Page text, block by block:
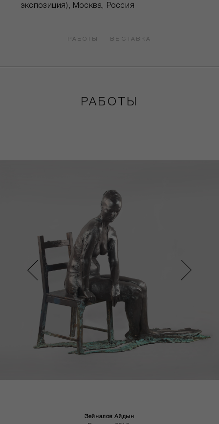
экспозиция), Москва, Россия
РАБОТЫ ВЫСТАВКА
РАБОТЫ
Зейналов Айдын
Next